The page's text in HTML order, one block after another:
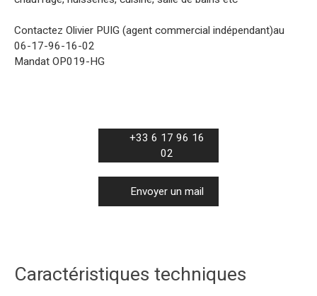
Contactez Olivier PUIG (agent commercial indépendant)au
06-17-96-16-02
Mandat OP019-HG
+33 6 17 96 16
02
Envoyer un mail
Caractéristiques techniques